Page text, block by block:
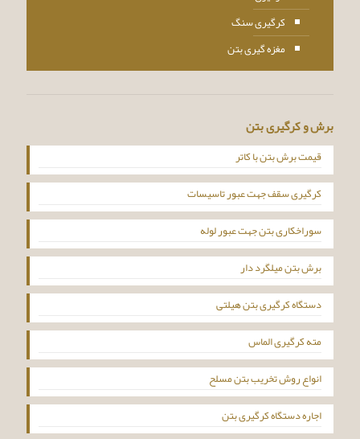
کرگیری سنگ
مغزه گیری بتن
برش و کرگیری بتن
قیمت برش بتن با کاتر
کرگیری سقف جهت عبور تاسیسات
سوراخکاری بتن جهت عبور لوله
برش بتن میلگرد دار
دستگاه کرگیری بتن هیلتی
مته کرگیری الماس
انواع روش تخریب بتن مسلح
اجاره دستگاه کرگیری بتن